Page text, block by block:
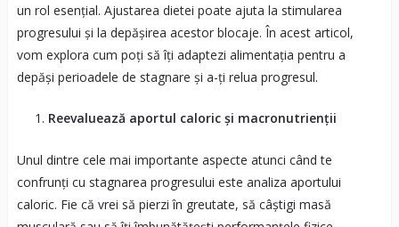
un rol esențial. Ajustarea dietei poate ajuta la stimularea
progresului și la depășirea acestor blocaje. În acest articol,
vom explora cum poți să îți adaptezi alimentația pentru a
depăși perioadele de stagnare și a-ți relua progresul.
Reevaluează aportul caloric și macronutrienții
Unul dintre cele mai importante aspecte atunci când te
confrunți cu stagnarea progresului este analiza aportului
caloric. Fie că vrei să pierzi în greutate, să câștigi masă